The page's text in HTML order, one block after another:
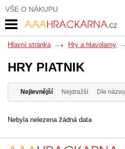
VŠE O NÁKUPU
Hlavní stránka Hry a hlavolamy
HRY PIATNIK
Nejlevnější Nejdražší Dle názvu
Nebyla nelezena žádná data